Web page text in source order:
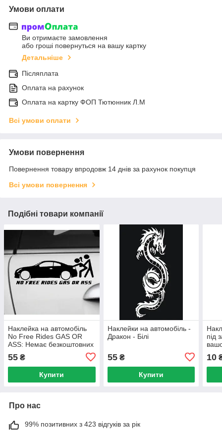
Умови оплати
Ви отримаєте замовлення
або гроші повернуться на вашу картку
Детальніше
Післяплата
Оплата на рахунок
Оплата на картку ФОП Тютюнник Л.М
Всі умови оплати
Умови повернення
Повернення товару впродовж 14 днів за рахунок покупця
Всі умови повернення
Подібні товари компанії
Наклейка на автомобіль
No Free Rides GAS OR
ASS: Немає безкоштовних
попка - чорна
55 ₴
Купити
Наклейки на автомобіль -
Дракон - Білі
55₴
Купити
під
10
Про нас
99% позитивних з 423 відгуків за рік